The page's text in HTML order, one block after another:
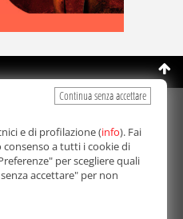
2026
07064240828
di tutti i contenuti, in qualunque
è proibita.
registrata. Autorizzazione del
n° 32 del 21/10/2003
Continua senza accettare
e di profilazione (info). Fai
consenso a tutti i cookie di
per scegliere quali
accettare" per non